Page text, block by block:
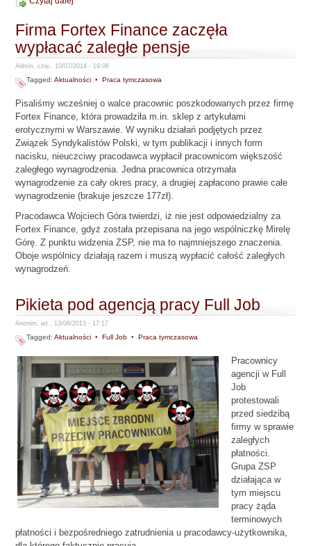
Firma Fortex Finance zaczęła
wypłacać zaległe pensje
Admin, czw., 10/07/2014 - 19:06
Tagged:Aktualności •Praca tymczasowa
Pisaliśmy wcześniej o walce pracownic poszkodowanych przez firmę
Fortex Finance, która prowadziła m.in. sklep z artykułami
erotycznymi w Warszawie. W wyniku działań podjętych przez
Związek Syndykalistów Polski, w tym publikacji i innych form
nacisku, nieuczciwy pracodawca wypłacił pracownicom większość
zaległego wynagrodzenia. Jedna pracownica otrzymała
wynagrodzenie za cały okres pracy, a drugiej zapłacono prawie całe
wynagrodzenie (brakuje jeszcze 177zł).
Pracodawca Wojciech Góra twierdzi, iż nie jest odpowiedzialny za
Fortex Finance, gdyż została przepisana na jego wspólniczkę Mirelę
Górę. Z punktu widzenia ZSP, nie ma to najmniejszego znaczenia.
Oboje wspólnicy działają razem i muszą wypłacić całość zaległych
wynagrodzeń.
Pikieta pod agencją pracy Full Job
Anonim, wt., 13/08/2013 - 17:17
Tagged:Aktualności •Full Job •Praca tymczasowa
Pracownicy
agencji w Full
Job
protestowali
przed siedzibą
firmy w sprawie
zaległych
płatności.
Grupa ZSP
działająca w
tym miejscu
pracy żąda
terminowych
płatności i bezpośredniego zatrudnienia u pracodawcy-użytkownika,